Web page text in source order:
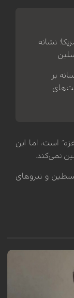
نشانه
بر
است، اما این
نمی‌کند.
و نیروهای
غزه، هنگام عبور